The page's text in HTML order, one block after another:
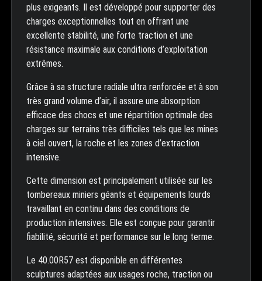
plus exigeants. Il est développé pour supporter des
charges exceptionnelles tout en offrant une
excellente stabilité, une forte traction et une
résistance maximale aux conditions d’exploitation
extrêmes.
Grâce à sa structure radiale ultra renforcée et à son
très grand volume d’air, il assure une absorption
efficace des chocs et une répartition optimale des
charges sur terrains très difficiles tels que les mines
à ciel ouvert, la roche et les zones d’extraction
intensive.
Cette dimension est principalement utilisée sur les
tombereaux miniers géants et équipements lourds
travaillant en continu dans des conditions de
production intensives. Elle est conçue pour garantir
fiabilité, sécurité et performance sur le long terme.
Le 40.00R57 est disponible en différentes
sculptures adaptées aux usages roche, traction ou